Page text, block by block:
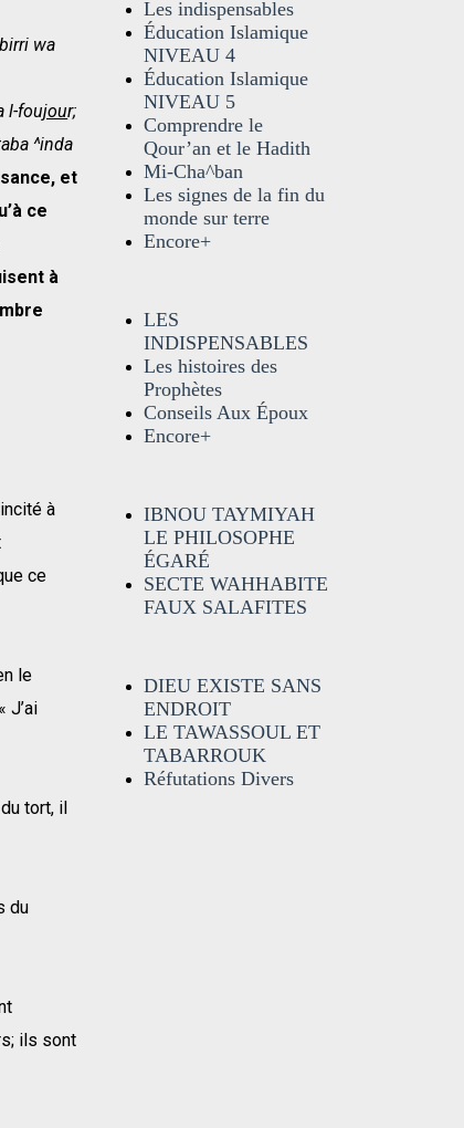
wa
l-foujour;
^inda
et
ce
à
à
ce
le
J’ai
tort, il
du
ils sont
Les indispensables
Éducation Islamique
NIVEAU 4
Éducation Islamique
NIVEAU 5
Comprendre le
Qour’an et le Hadith
Mi-Cha^ban
Les signes de la fin du
monde sur terre
Encore+
LES
INDISPENSABLES
Les histoires des
Prophètes
Conseils Aux Époux
Encore+
IBNOU TAYMIYAH
LE PHILOSOPHE
ÉGARÉ
SECTE WAHHABITE
FAUX SALAFITES
DIEU EXISTE SANS
ENDROIT
LE TAWASSOUL ET
TABARROUK
Réfutations Divers